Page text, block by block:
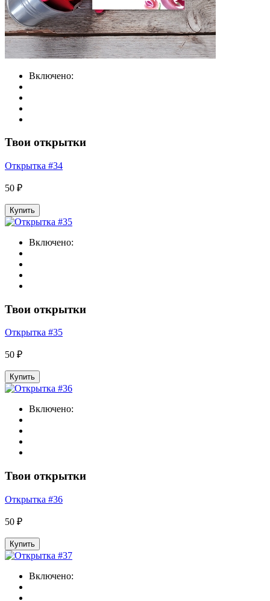
Включено:
Твои открытки
Открытка #34
50 ₽
Купить
Включено:
Твои открытки
Открытка #35
50 ₽
Купить
Включено:
Твои открытки
Открытка #36
50 ₽
Купить
Включено: